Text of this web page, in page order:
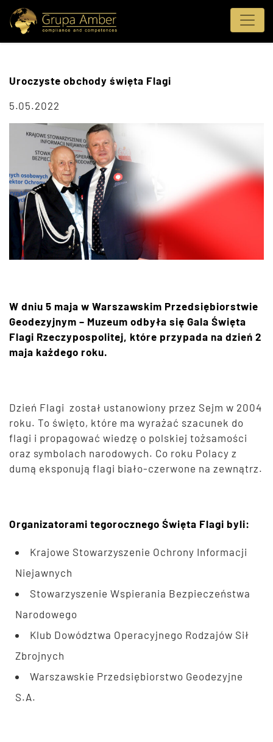
Uroczyste obchody święta Flagi
5.05.2022
W dniu 5 maja w Warszawskim Przedsiębiorstwie
Geodezyjnym – Muzeum odbyła się Gala Święta
Flagi Rzeczypospolitej, które przypada na dzień 2
maja każdego roku.
Dzień Flagi został ustanowiony przez Sejm w 2004
roku. To święto, które ma wyrażać szacunek do
flagi i propagować wiedzę o polskiej tożsamości
oraz symbolach narodowych. Co roku Polacy z
dumą eksponują flagi biało-czerwone na zewnątrz.
Organizatorami tegorocznego Święta Flagi byli:
Krajowe Stowarzyszenie Ochrony Informacji
Niejawnych
Stowarzyszenie Wspierania Bezpieczeństwa
Narodowego
Klub Dowództwa Operacyjnego Rodzajów Sił
Zbrojnych
Warszawskie Przedsiębiorstwo Geodezyjne
S.A.